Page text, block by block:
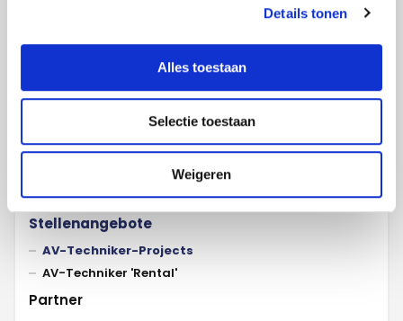
Details tonen
Alles toestaan
Selectie toestaan
Weigeren
Mission / Vision
Nachhaltigkeit
Stellenangebote
AV-Techniker-Projects
AV-Techniker 'Rental'
Partner